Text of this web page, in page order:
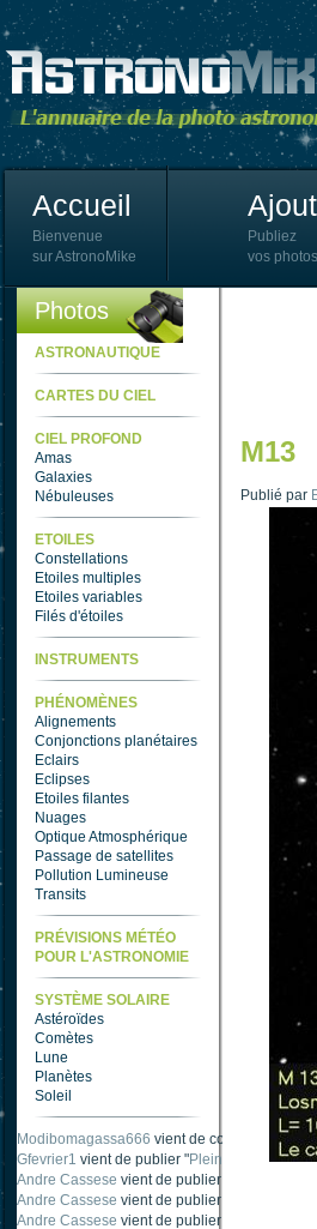
Accueil
Bienvenue
sur AstronoMike
Publiez
vos
Photos
ASTRONAUTIQUE
CARTES DU CIEL
CIEL PROFOND
Amas
Galaxies
Nébuleuses
ETOILES
Constellations
Etoiles multiples
Etoiles variables
Filés d'étoiles
INSTRUMENTS
PHÉNOMÈNES
Alignements
Conjonctions planétaires
Eclairs
Eclipses
Etoiles filantes
Nuages
Optique Atmosphérique
Passage de satellites
Pollution Lumineuse
Transits
PRÉVISIONS MÉTÉO
POUR L'ASTRONOMIE
SYSTÈME SOLAIRE
Astéroïdes
Comètes
Lune
Planètes
Soleil
Modibomagassa666 vient de commenter "
Gfevrier1 vient de publier "Pleine Lune - 9
Andre Cassese vient de publier "
Andre Cassese vient de publier "
Andre Cassese vient de publier "
M13
Publié par